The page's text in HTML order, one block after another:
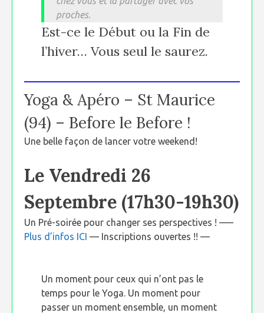
proches.
Est-ce le Début ou la Fin de
l’hiver… Vous seul le saurez.
Yoga & Apéro – St Maurice
(94) – Before le Before !
Une belle façon de lancer votre weekend!
Le Vendredi 26
Septembre (17h30-19h30)
Un Pré-soirée pour changer ses perspectives ! —–
Plus d’infos ICI — Inscriptions ouvertes !! —
Un moment pour ceux qui n’ont pas le
temps pour le Yoga. Un moment pour
passer un moment ensemble, un moment